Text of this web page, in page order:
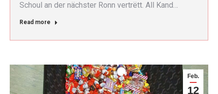
Schoul an der nächster Ronn vertrëtt. All Kand…
Read more
Feb.
12